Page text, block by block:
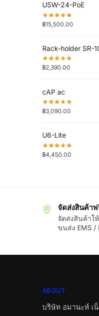
USW-24-PoE
฿15,500.00
Rack-holder SR-
฿2,390.00
cAP ac
฿3,090.00
U6-Lite
฿4,450.00
จัดส่งสินค้าฟ
จัดส่งสินค้าใ
ขนส่ง EMS /
ABOUT
บริษัท อมานะห์ เ